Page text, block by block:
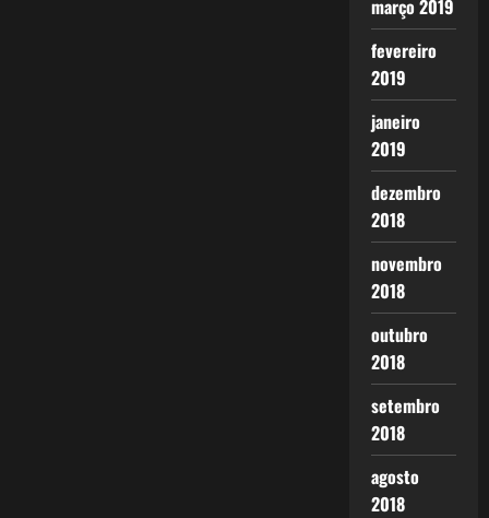
março 2019
fevereiro
2019
janeiro
2019
dezembro
2018
novembro
2018
outubro
2018
setembro
2018
agosto
2018